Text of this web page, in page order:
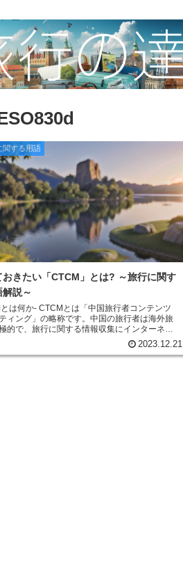
関する用語
おきたい「CTCM」とは? ～旅行に関す
解説～
は何か- CTCMとは「中国旅行者コンテンツ
ィング」の略称です。中国の旅行者は海外旅
的で、旅行に関する情報収集にインターネッ
用する傾向にあります。そのため、中国の旅行
報を発信したい企業や組織は、CTCMを実施し
旅行者に情報を届けることが重要です。
2023.12.21